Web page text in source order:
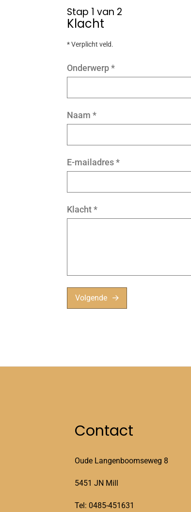
Stap 1 van 2
Klacht
* Verplicht veld.
Onderwerp*
Naam *
E-mailadres*
Klacht*
Volgende
Contact
Oude Langenboomseweg 8
5451 JN Mill
Tel: 0485-451631